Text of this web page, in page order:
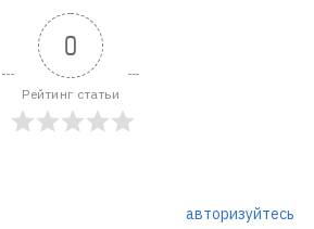
0
Рейтинг статьи
авторизуйтесь